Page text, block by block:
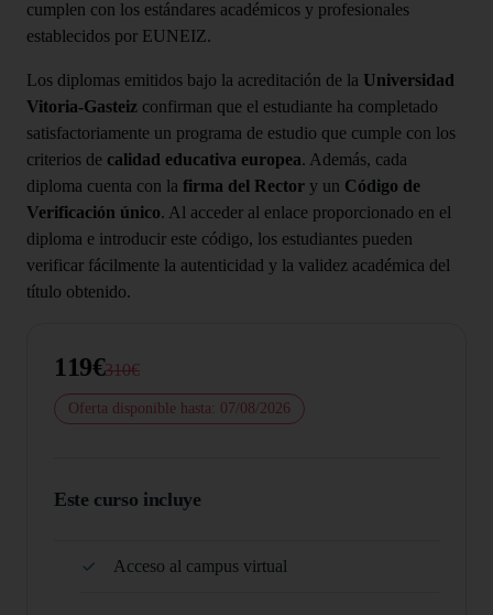
cumplen con los estándares académicos y profesionales
establecidos por EUNEIZ.
Los diplomas emitidos bajo la acreditación de la Universidad
Vitoria-Gasteiz confirman que el estudiante ha completado
satisfactoriamente un programa de estudio que cumple con los
criterios de calidad educativa europea. Además, cada
diploma cuenta con la firma del Rector y un Código de
Verificación único. Al acceder al enlace proporcionado en el
diploma e introducir este código, los estudiantes pueden
verificar fácilmente la autenticidad y la validez académica del
título obtenido.
119€310€
Oferta disponible hasta: 07/08/2026
Este curso incluye
Acceso al campus virtual